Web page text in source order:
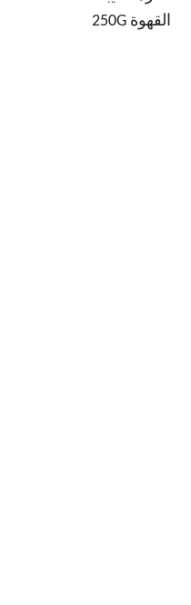
القهوة 250G